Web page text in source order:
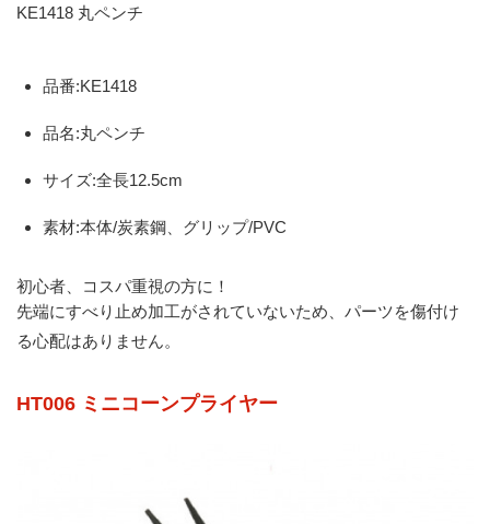
KE1418 丸ペンチ
品番:KE1418
品名:丸ペンチ
サイズ:全長12.5cm
素材:本体/炭素鋼、グリップ/PVC
初心者、コスパ重視の方に！
先端にすべり止め加工がされていないため、パーツを傷付け
る心配はありません。
HT006 ミニコーンプライヤー